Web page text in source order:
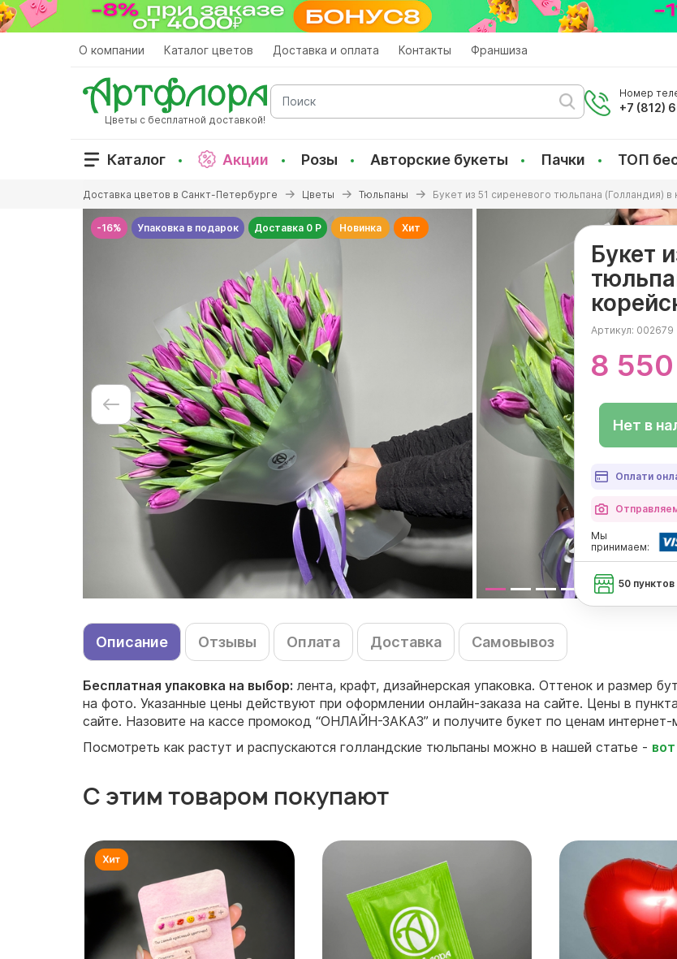
Перейти
к
О компании Каталог цветов Доставка и оплата Контакты Франшиза
Цветы с бесплатной доставкой!
Поиск
Номер
+7 (812)
Каталог Акции Розы Авторские букеты Пачки ТОП
здесь
Доставка цветов в Санкт-Петербурге Цветы Тюльпаны Букет из 51 сиреневого тюльпана (Голландия)
-16% Упаковка в подарок Доставка 0 Р Новинка Хит
Букет
Артикул: 002679
8
Нет в
Оплати
Мы
принимаем:
50
Описание Отзывы Оплата Доставка Самовывоз
Бесплатная упаковка на выбор: лента, крафт, дизайнерская упаковка. Оттенок и размер
на фото. Указанные цены действуют при оформлении онлайн-заказа на сайте. Цены в
сайте. Назовите на кассе промокод “ОНЛАЙН-ЗАКАЗ” и получите букет по ценам интернет-
Посмотреть как растут и распускаются голландские тюльпаны можно в нашей статье -
С этим товаром покупают